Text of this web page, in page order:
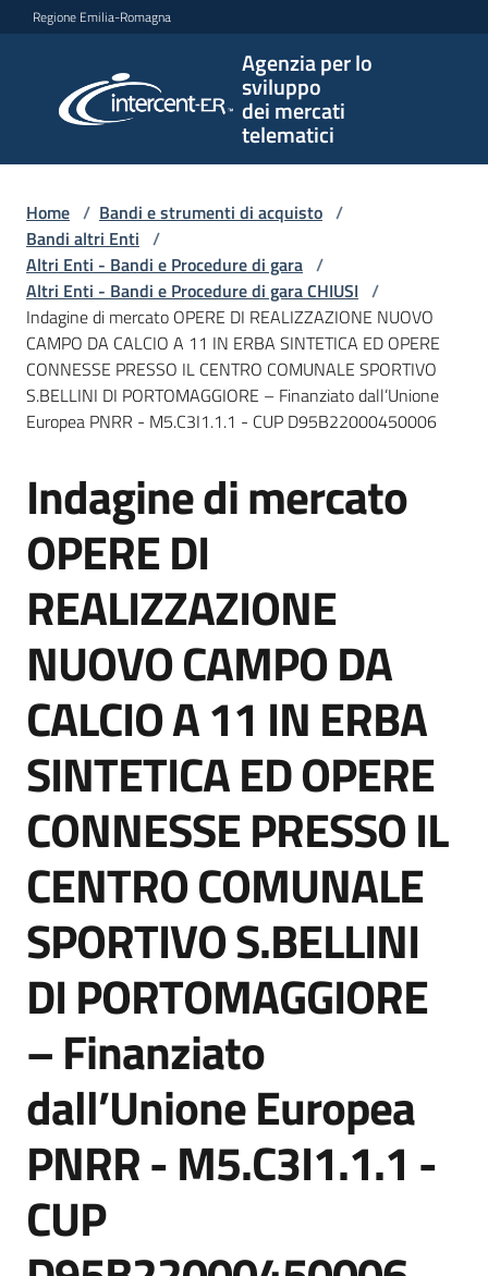
Vai al contenuto
Vai alla navigazione
Vai al footer
Regione Emilia-Romagna
Agenzia per lo
sviluppo
dei mercati
telematici
per lo
sviluppo
telematici
L'Agenzia
Bandi
e
di
acquisto
Supporto
Piattaforme
telematiche
English
site
Seguici
su
Home / Bandi e strumenti di acquisto /
Bandi altri Enti /
Altri Enti - Bandi e Procedure di gara /
Altri Enti - Bandi e Procedure di gara CHIUSI /
Indagine di mercato OPERE DI REALIZZAZIONE NUOVO
CAMPO DA CALCIO A 11 IN ERBA SINTETICA ED OPERE
CONNESSE PRESSO IL CENTRO COMUNALE SPORTIVO
S.BELLINI DI PORTOMAGGIORE – Finanziato dall’Unione
Europea PNRR - M5.C3I1.1.1 - CUP D95B22000450006
Salta al contenuto
Indagine di mercato
OPERE DI
REALIZZAZIONE
NUOVO CAMPO DA
CALCIO A 11 IN ERBA
SINTETICA ED OPERE
CONNESSE PRESSO IL
CENTRO COMUNALE
SPORTIVO S.BELLINI
DI PORTOMAGGIORE
– Finanziato
dall’Unione Europea
PNRR - M5.C3I1.1.1 -
CUP